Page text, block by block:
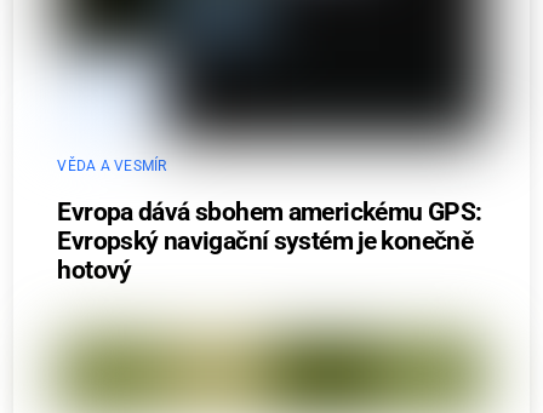
VĚDA A VESMÍR
Evropa dává sbohem americkému GPS:
Evropský navigační systém je konečně
hotový